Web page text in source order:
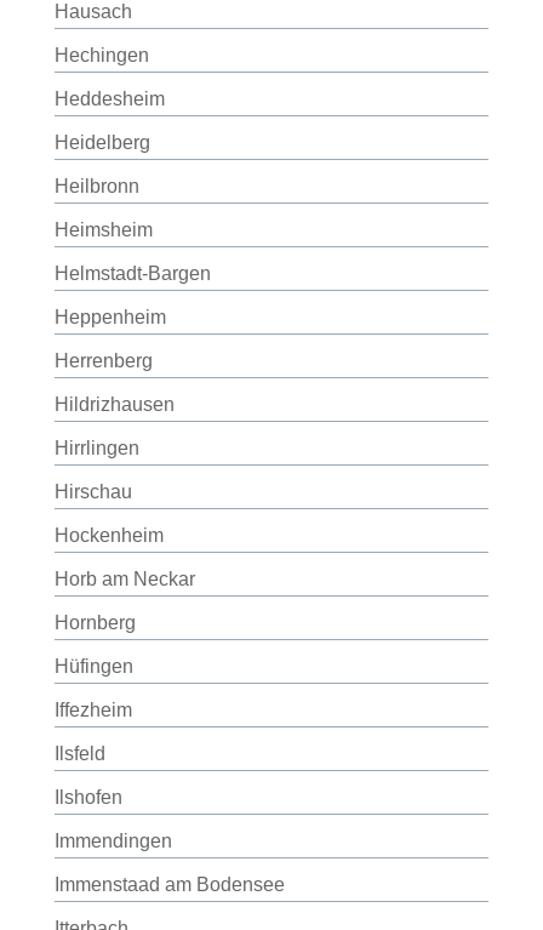
Hausach
Hechingen
Heddesheim
Heidelberg
Heilbronn
Heimsheim
Helmstadt-Bargen
Heppenheim
Herrenberg
Hildrizhausen
Hirrlingen
Hirschau
Hockenheim
Horb am Neckar
Hornberg
Hüfingen
Iffezheim
Ilsfeld
Ilshofen
Immendingen
Immenstaad am Bodensee